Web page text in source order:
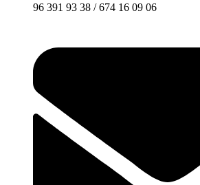
96 391 93 38 / 674 16 09 06